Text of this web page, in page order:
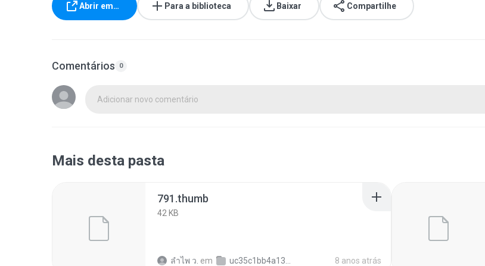
Abrir em… Para a biblioteca Baixar Compartilhe
Comentários 0
Adicionar novo comentário
Mais desta pasta
791.thumb
42 KB
ลําไพ ว. em uc35c1bb4a1304fb5a08f6921344c03d7 8 anos atrás